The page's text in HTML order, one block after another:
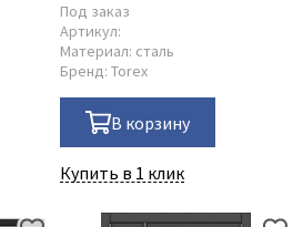
Под заказ
Артикул:
Материал: сталь
Бренд: Torex
В корзину
Купить в 1 клик